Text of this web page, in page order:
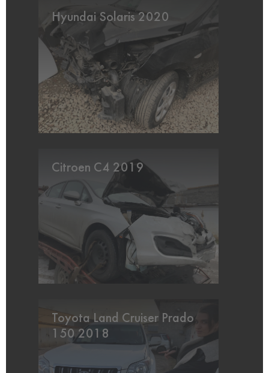
Hyundai Solaris 2020
Citroen C4 2019
Toyota Land Cruiser Prado
150 2018